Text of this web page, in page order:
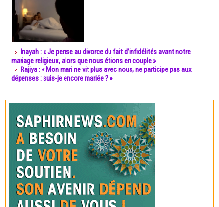
Inayah : « Je pense au divorce du fait d’infidélités avant notre
mariage religieux, alors que nous étions en couple »
Rajiya : « Mon mari ne vit plus avec nous, ne participe pas aux
dépenses : suis-je encore mariée ? »